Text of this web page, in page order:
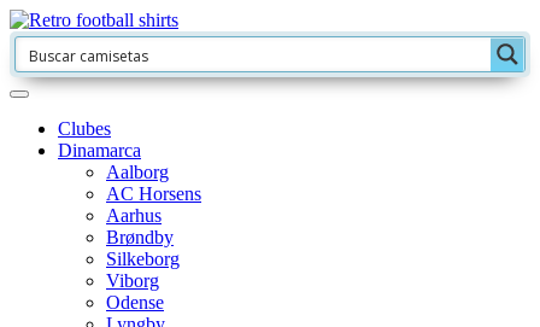
Clubes
Dinamarca
Aalborg
AC Horsens
Aarhus
Brøndby
Silkeborg
Viborg
Odense